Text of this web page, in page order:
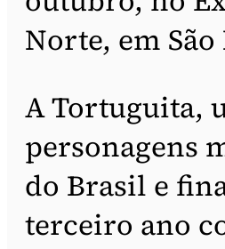
Norte, em São
A Tortuguita,
personagens
do Brasil e
terceiro ano